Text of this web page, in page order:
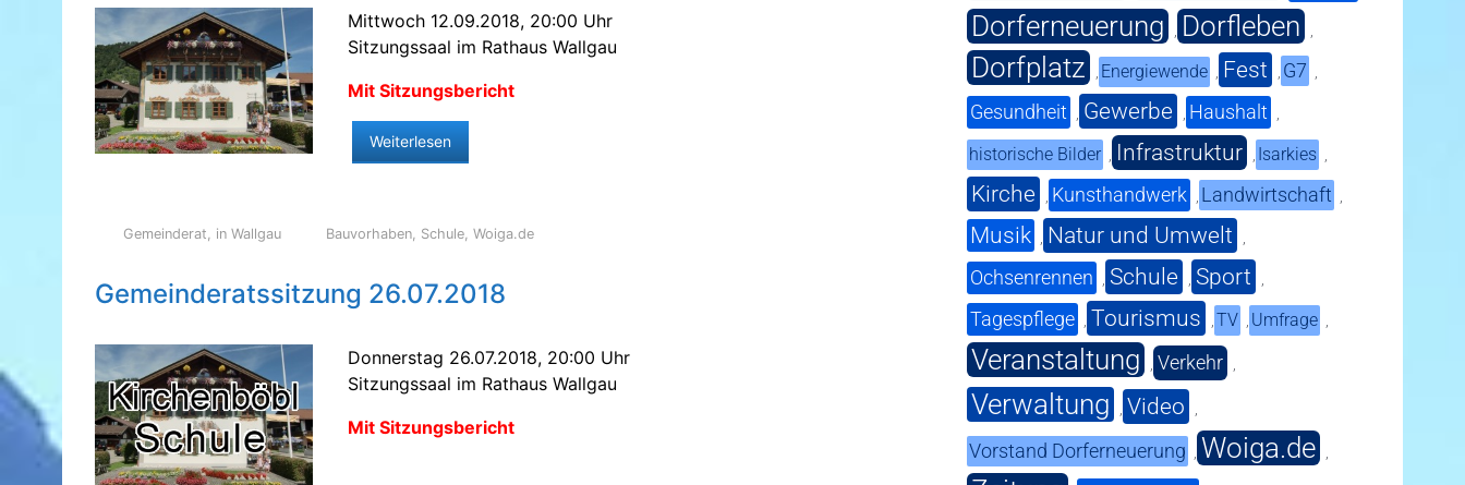
Mittwoch 12.09.2018, 20:00 Uhr
Sitzungssaal im Rathaus Wallgau
Mit Sitzungsbericht
Weiterlesen
Gemeinderat in Wallgau Bauvorhaben Schule ,Woiga.de
Gemeinderatssitzung 26.07.2018
Donnerstag 26.07.2018, 20:00 Uhr
Sitzungssaal im Rathaus Wallgau
Mit Sitzungsbericht
Dorferneuerung , Dorfleben ,
Dorfplatz , Energiewende , Fest , G7 ,
Gesundheit , Gewerbe , Haushalt ,
historische Bilder , Infrastruktur , Isarkies ,
Kirche , Kunsthandwerk , Landwirtschaft ,
Musik , Natur und Umwelt ,
Ochsenrennen , Schule , Sport ,
Tagespflege , Tourismus ,TV , Umfrage ,
Veranstaltung , Verkehr ,
Verwaltung , Video ,
Vorstand Dorferneuerung , Woiga.de ,